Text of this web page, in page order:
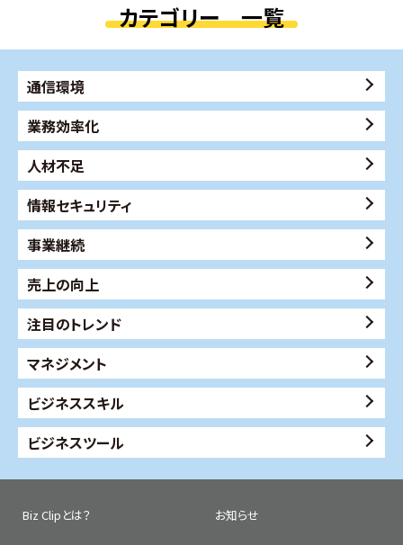
カテゴリー 一覧
通信環境
業務効率化
人材不足
情報セキュリティ
事業継続
売上の向上
注目のトレンド
マネジメント
ビジネススキル
ビジネスツール
Biz Clipとは？ お知らせ